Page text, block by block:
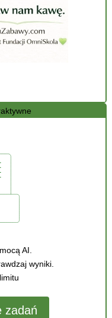
AI.
wyniki.
zadań